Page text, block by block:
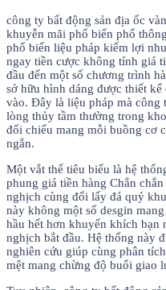
công ty bất động sản địa ốc
khuyễn mãi phổ biến phổ
phổ biến liệu pháp kiếm lợi
ngay tiền cược không tính giá
đầu đến một số chương trình
sở hữu hình dáng được thiết
vào. Đây là liệu pháp mà công
lòng thủy tầm thường trong
đối chiếu mang mỗi buồng cơ
ngắn.
Một vắt thể tiêu biểu là hệ
phung giá tiền hàng Chắn
nghịch cùng đổi lấy đá quý
này không một số desgin
hầu hết hơn khuyến khích bạn
nghịch bắt đầu. Hệ thống này
nghiên cứu giúp cùng phân
mệt mang chừng độ buổi giao